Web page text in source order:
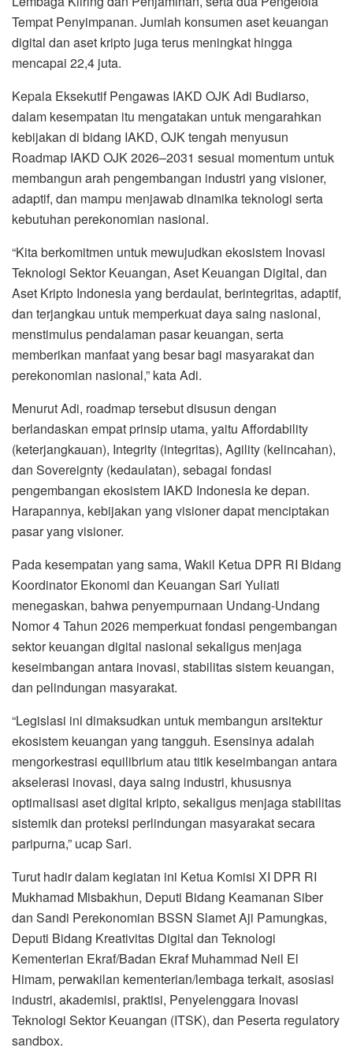
Tempat Penyimpanan. Jumlah konsumen aset keuangan
digital dan aset kripto juga terus meningkat hingga
mencapai 22,4 juta.
Kepala Eksekutif Pengawas IAKD OJK Adi Budiarso,
dalam kesempatan itu mengatakan untuk mengarahkan
kebijakan di bidang IAKD, OJK tengah menyusun
Roadmap IAKD OJK 2026–2031 sesuai momentum untuk
membangun arah pengembangan industri yang visioner,
adaptif, dan mampu menjawab dinamika teknologi serta
kebutuhan perekonomian nasional.
“Kita berkomitmen untuk mewujudkan ekosistem Inovasi
Teknologi Sektor Keuangan, Aset Keuangan Digital, dan
Aset Kripto Indonesia yang berdaulat, berintegritas, adaptif,
dan terjangkau untuk memperkuat daya saing nasional,
menstimulus pendalaman pasar keuangan, serta
memberikan manfaat yang besar bagi masyarakat dan
perekonomian nasional,” kata Adi.
Menurut Adi, roadmap tersebut disusun dengan
berlandaskan empat prinsip utama, yaitu Affordability
(keterjangkauan), Integrity (integritas), Agility (kelincahan),
dan Sovereignty (kedaulatan), sebagai fondasi
pengembangan ekosistem IAKD Indonesia ke depan.
Harapannya, kebijakan yang visioner dapat menciptakan
pasar yang visioner.
Pada kesempatan yang sama, Wakil Ketua DPR RI Bidang
Koordinator Ekonomi dan Keuangan Sari Yuliati
menegaskan, bahwa penyempurnaan Undang-Undang
Nomor 4 Tahun 2026 memperkuat fondasi pengembangan
sektor keuangan digital nasional sekaligus menjaga
keseimbangan antara inovasi, stabilitas sistem keuangan,
dan pelindungan masyarakat.
“Legislasi ini dimaksudkan untuk membangun arsitektur
ekosistem keuangan yang tangguh. Esensinya adalah
mengorkestrasi equilibrium atau titik keseimbangan antara
akselerasi inovasi, daya saing industri, khususnya
optimalisasi aset digital kripto, sekaligus menjaga stabilitas
sistemik dan proteksi perlindungan masyarakat secara
paripurna,” ucap Sari.
Turut hadir dalam kegiatan ini Ketua Komisi XI DPR RI
Mukhamad Misbakhun, Deputi Bidang Keamanan Siber
dan Sandi Perekonomian BSSN Slamet Aji Pamungkas,
Deputi Bidang Kreativitas Digital dan Teknologi
Kementerian Ekraf/Badan Ekraf Muhammad Neil El
Himam, perwakilan kementerian/lembaga terkait, asosiasi
industri, akademisi, praktisi, Penyelenggara Inovasi
Teknologi Sektor Keuangan (ITSK), dan Peserta regulatory
sandbox.